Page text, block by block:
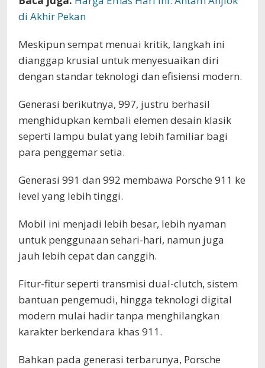
di Akhir Pekan
Meskipun sempat menuai kritik, langkah ini
dianggap krusial untuk menyesuaikan diri
dengan standar teknologi dan efisiensi modern.
Generasi berikutnya, 997, justru berhasil
menghidupkan kembali elemen desain klasik
seperti lampu bulat yang lebih familiar bagi
para penggemar setia.
Generasi 991 dan 992 membawa Porsche 911 ke
level yang lebih tinggi.
Mobil ini menjadi lebih besar, lebih nyaman
untuk penggunaan sehari-hari, namun juga
jauh lebih cepat dan canggih.
Fitur-fitur seperti transmisi dual-clutch, sistem
bantuan pengemudi, hingga teknologi digital
modern mulai hadir tanpa menghilangkan
karakter berkendara khas 911.
Bahkan pada generasi terbarunya, Porsche